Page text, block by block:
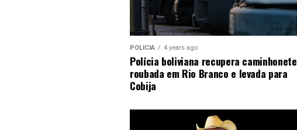
POLICIA 4 years ago
Polícia boliviana recupera caminhonete
roubada em Rio Branco e levada para
Cobija